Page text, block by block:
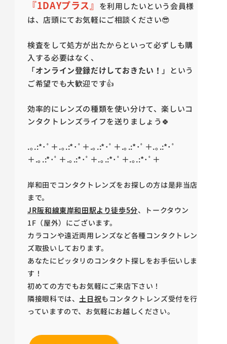
『1DAYプラス』 を利用したいという会員様
は、店頭にてお気軽にご相談ください😎
検査をして処方が出たからといって必ずしも購
入する必要はなく、
「オンライン登録だけしておきたい！ 」という
ご希望でも大歓迎です👍
効率的にレンズの種類を使い分けて、楽しいコ
ンタクトレンズライフを送りましょう🍀
.｡.:*･ﾟ＋.｡.:*･ﾟ＋.｡.:*･ﾟ＋.｡.:*･ﾟ＋.｡.:*･ﾟ
＋.｡.:*･ﾟ＋.｡.:*･ﾟ＋.｡.:*･ﾟ＋.｡.:*･ﾟ＋
岸和田でコンタクトレンズをお探しの方は是非当店
まで。
JR阪和線東岸和田駅より徒歩5分、トークタウン
1F（屋外）にございます。
カラコンや遠近両用レンズなど各種コンタクトレン
ズ取扱いしております。
あなたにピッタリのコンタクト探しをお手伝いしま
す！
初めての方でもお気軽にご来店下さい！
隣接眼科では、 土日祝もコンタクトレンズ受付を行
っていますので、お気軽にお越しください。